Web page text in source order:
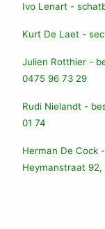
Ivo Lenart -
Kurt De Laet -
Julien Rotthier -
0475 96 73 29
Rudi Nielandt -
01 74
Herman De Cock
Heymanstraat 92,